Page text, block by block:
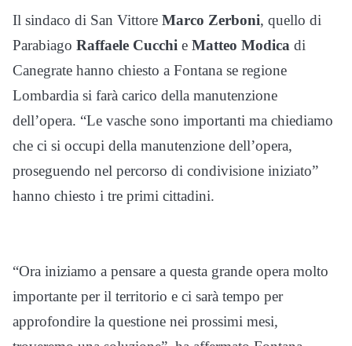
Il sindaco di San Vittore Marco Zerboni, quello di
Parabiago Raffaele Cucchi e Matteo Modica di
Canegrate hanno chiesto a Fontana se regione
Lombardia si farà carico della manutenzione
dell’opera. “Le vasche sono importanti ma chiediamo
che ci si occupi della manutenzione dell’opera,
proseguendo nel percorso di condivisione iniziato”
hanno chiesto i tre primi cittadini.
“Ora iniziamo a pensare a questa grande opera molto
importante per il territorio e ci sarà tempo per
approfondire la questione nei prossimi mesi,